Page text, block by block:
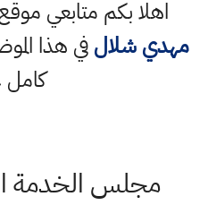
اهلا بكم متابعي
مهدي شلالفي هذا
مجلس الخدمة